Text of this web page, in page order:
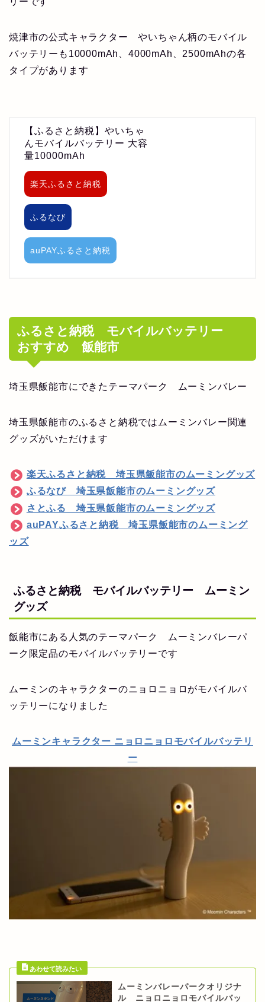
焼津市の公式キャラクター やいちゃん柄のモバイル
バッテリーも10000mAh、4000mAh、2500mAhの各
タイプがあります
【ふるさと納税】やいちゃ
んモバイルバッテリー 大容
量10000mAh
楽天ふるさと納税
ふるなび
auPAYふるさと納税
ふるさと納税 モバイルバッテリー
おすすめ 飯能市
埼玉県飯能市にできたテーマパーク ムーミンバレー
埼玉県飯能市のふるさと納税ではムーミンバレー関連
グッズがいただけます
楽天ふるさと納税 埼玉県飯能市のムーミングッズ
ふるなび 埼玉県飯能市のムーミングッズ
さとふる 埼玉県飯能市のムーミングッズ
auPAYふるさと納税 埼玉県飯能市のムーミング
ッズ
ふるさと納税 モバイルバッテリー ムーミン
グッズ
飯能市にある人気のテーマパーク ムーミンバレーパ
ーク限定品のモバイルバッテリーです
ムーミンのキャラクターのニョロニョロがモバイルバ
ッテリーになりました
ムーミンキャラクター ニョロニョロモバイルバッテリ
ー
ムーミンバレーパークオリジナ
ル ニョロニョロモバイルバッ